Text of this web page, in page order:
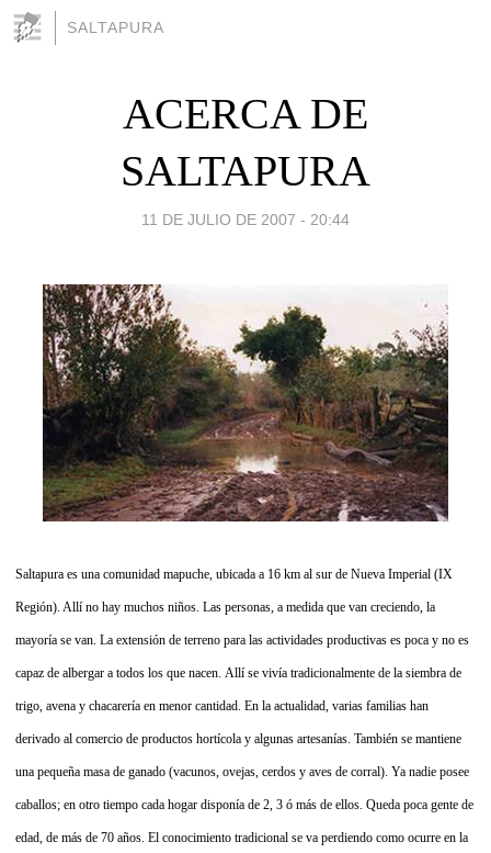
SALTAPURA
ACERCA DE
SALTAPURA
11 DE JULIO DE 2007 - 20:44
Saltapura es una comunidad mapuche, ubicada a 16 km al sur de Nueva Imperial (IX
Región). Allí no hay muchos niños. Las personas, a medida que van creciendo, la
mayoría se van. La extensión de terreno para las actividades productivas es poca y no es
capaz de albergar a todos los que nacen. Allí se vivía tradicionalmente de la siembra de
trigo, avena y chacarería en menor cantidad. En la actualidad, varias familias han
derivado al comercio de productos hortícola y algunas artesanías. También se mantiene
una pequeña masa de ganado (vacunos, ovejas, cerdos y aves de corral). Ya nadie posee
caballos; en otro tiempo cada hogar disponía de 2, 3 ó más de ellos. Queda poca gente de
edad, de más de 70 años. El conocimiento tradicional se va perdiendo como ocurre en la